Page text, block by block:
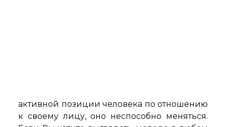
активной позиции человека по отношению
к своему лицу, оно неспособно меняться.